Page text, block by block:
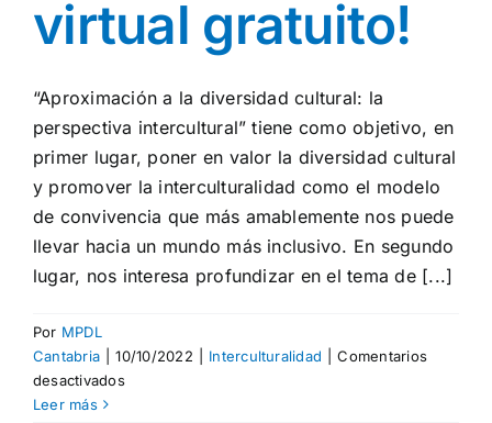
virtual gratuito!
“Aproximación a la diversidad cultural: la
perspectiva intercultural” tiene como objetivo, en
primer lugar, poner en valor la diversidad cultural
y promover la interculturalidad como el modelo
de convivencia que más amablemente nos puede
llevar hacia un mundo más inclusivo. En segundo
lugar, nos interesa profundizar en el tema de [...]
Por MPDL
Cantabria
10/10/2022 Interculturalidad
Comentarios
desactivadosen
Leer más